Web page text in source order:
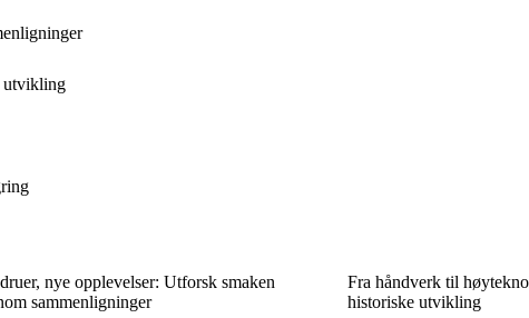
utvikling
nye opplevelser: Utforsk smaken
sammenligninger
Fra håndverk til
historiske utvikling